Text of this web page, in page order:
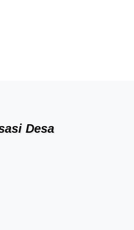
Desa